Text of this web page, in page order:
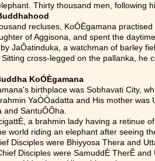
Thirty thousand men, following
recluses, KoÓÈgamana
of Aggisona, and spent the
JaÔatinduka, a watchman of barley
cross-legged on the pallanka, he
KoÓÈgamana
birthplace was Sobhavati City,
YaÒÒadatta and His mother
and SantuÔÔha.
a brahmin lady having a retinue
world riding an elephant after seeing
Disciples were Bhiyyosa Thera and
Disciples were SamuddÈ TherÊ and